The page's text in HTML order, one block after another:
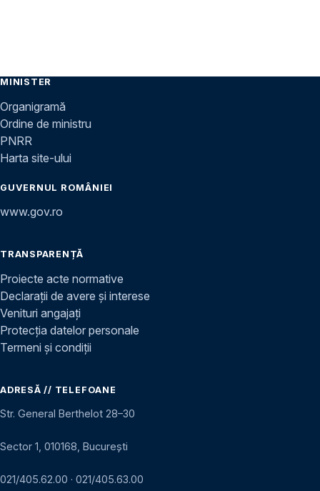
MINISTER
Organigramă
Ordine de ministru
PNRR
Harta site-ului
GUVERNUL ROMÂNIEI
www.gov.ro
TRANSPARENȚĂ
Proiecte acte normative
Declarații de avere și interese
Venituri angajați
Protecția datelor personale
Termeni și condiții
ADRESĂ // TELEFOANE
Str. General Berthelot 28–30
Sector 1, 010168, București
021/405.62.00 · 021/405.63.00